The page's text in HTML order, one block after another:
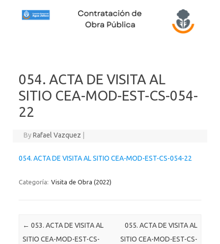
054. ACTA DE VISITA AL
SITIO CEA-MOD-EST-CS-054-
22
ByRafael Vazquez
054. ACTA DE VISITA AL SITIO CEA-MOD-EST-CS-054-22
Categoría: Visita de Obra (2022)
Post navigation
← 053. ACTA DE VISITA AL
SITIO CEA-MOD-EST-CS-
055. ACTA DE VISITA AL
SITIO CEA-MOD-EST-CS-